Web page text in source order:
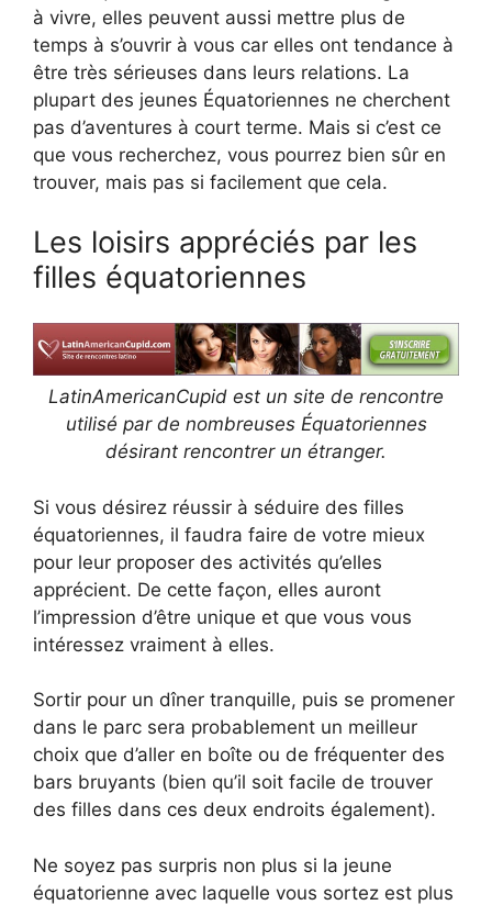
à vivre, elles peuvent aussi mettre plus de
temps à s’ouvrir à vous car elles ont tendance à
être très sérieuses dans leurs relations. La
plupart des jeunes Équatoriennes ne cherchent
pas d’aventures à court terme. Mais si c’est ce
que vous recherchez, vous pourrez bien sûr en
trouver, mais pas si facilement que cela.
Les loisirs appréciés par les
filles équatoriennes
LatinAmericanCupid est un site de rencontre
utilisé par de nombreuses Équatoriennes
désirant rencontrer un étranger.
Si vous désirez réussir à séduire des filles
équatoriennes, il faudra faire de votre mieux
pour leur proposer des activités qu’elles
apprécient. De cette façon, elles auront
l’impression d’être unique et que vous vous
intéressez vraiment à elles.
Sortir pour un dîner tranquille, puis se promener
dans le parc sera probablement un meilleur
choix que d’aller en boîte ou de fréquenter des
bars bruyants (bien qu’il soit facile de trouver
des filles dans ces deux endroits également).
Ne soyez pas surpris non plus si la jeune
équatorienne avec laquelle vous sortez est plus